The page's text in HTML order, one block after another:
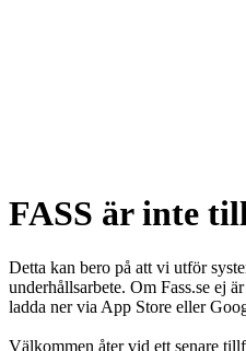
FASS är inte
Detta kan bero på att vi utför
underhållsarbete. Om Fass.se ej
ladda ner via App Store eller
Välkommen åter vid ett senare